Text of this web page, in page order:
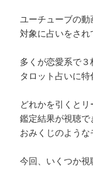
ユーチューブの
対象に占いをされ
多くが恋愛系で
タロット占いに特
どれかを引くとリ
鑑定結果が視聴で
おみくじのような
今回、いくつか視